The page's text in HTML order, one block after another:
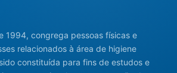
1994, congrega pessoas físicas e
relacionados à área de higiene
constituída para fins de estudos e